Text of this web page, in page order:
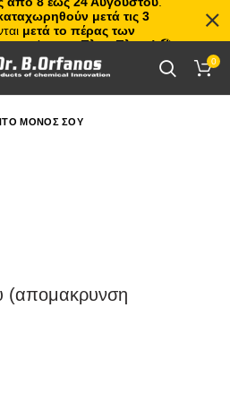
0
ΜΟΝΟΣ ΣΟΥ
(απομακρυνση
μετά τις 3
μετά το πέρας των
Πλιτς Πλατς!🏖️🌊